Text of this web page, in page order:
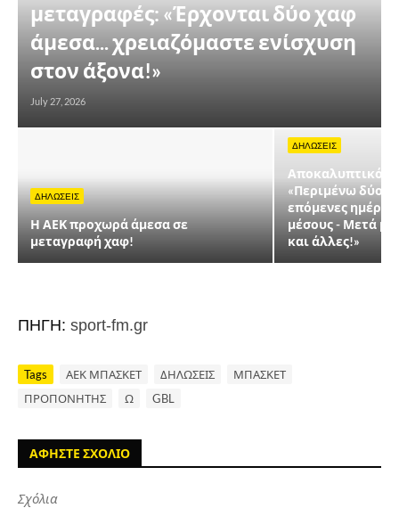
μεταγραφές: «Έρχονται δύο χαφ
άμεσα... χρειαζόμαστε ενίσχυση
στον άξονα!»
July 27, 2026
ΔΗΛΩΣΕΙΣ
Η ΑΕΚ προχωρά άμεσα σε
μεταγραφή χαφ!
ΔΗΛΩΣΕΙΣ
Αποκαλυπτικός
«Περιμένω δύο
επόμενες
μέσους - Μετά
και άλλες!»
ΠΗΓΗ: sport-fm.gr
Tags ΑΕΚ ΜΠΑΣΚΕΤ ΔΗΛΩΣΕΙΣ
ΜΠΑΣΚΕΤ
ΠΡΟΠΟΝΗΤΗΣ
Ω GBL
ΑΦΗΣΤΕ ΣΧΟΛΙΟ
Σχόλια